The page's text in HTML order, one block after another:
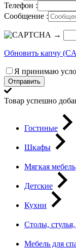
Телефон :
Сообщение :
→
Обновить капчу
Я принимаю
Отправить
Товар успешно
Гостиные
Шкафы
Мягкая мебель
Детские
Кухни
Столы,
Мебель для